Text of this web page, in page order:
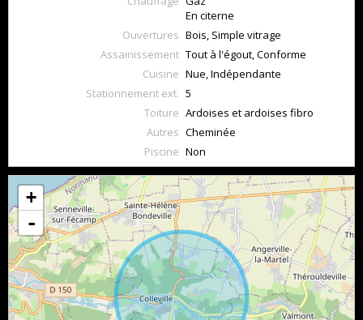
En citerne
Ouvertures Bois, Simple vitrage
Assainissement Tout à l'égout, Conforme
Cuisine Nue, Indépendante
Stationnement ext. 5
Toiture Ardoises et ardoises fibro
Autres Cheminée
Piscine Non
+
-